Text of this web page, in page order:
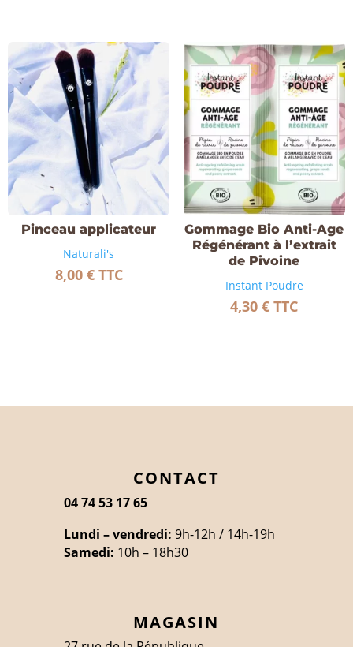
Pinceau applicateur
Naturali's
8,00 € TTC
Gommage Bio Anti-Age
Régénérant à l’extrait
de Pivoine
Instant Poudre
4,30€ TTC
CONTACT
04 74 53 17 65
Lundi – vendredi: 9h-12h / 14h-19h
Samedi: 10h – 18h30
MAGASIN